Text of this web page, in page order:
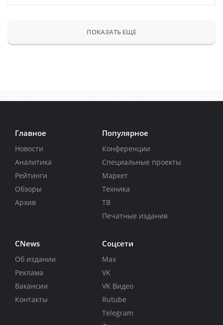
ПОКАЗАТЬ ЕЩЕ
Главное
Новости
Аналитика
Рейтинги
Обзоры
Архив
Популярное
Конференции
Специальные проекты
Маркет
Техника
ТВ
Печатные издания
CNews
Об издании
Реклама
Вакансии
Контакты
Соцсети
Max
VK
VK Видео
Rutube
Telegram